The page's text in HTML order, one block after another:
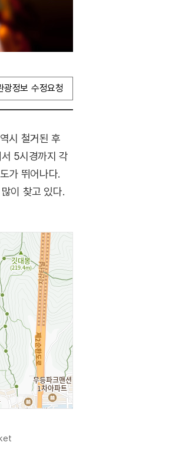
광정보 수정요청
시 철거된 후
5시경까지 각
가 뛰어나다.
이 찾고 있다.